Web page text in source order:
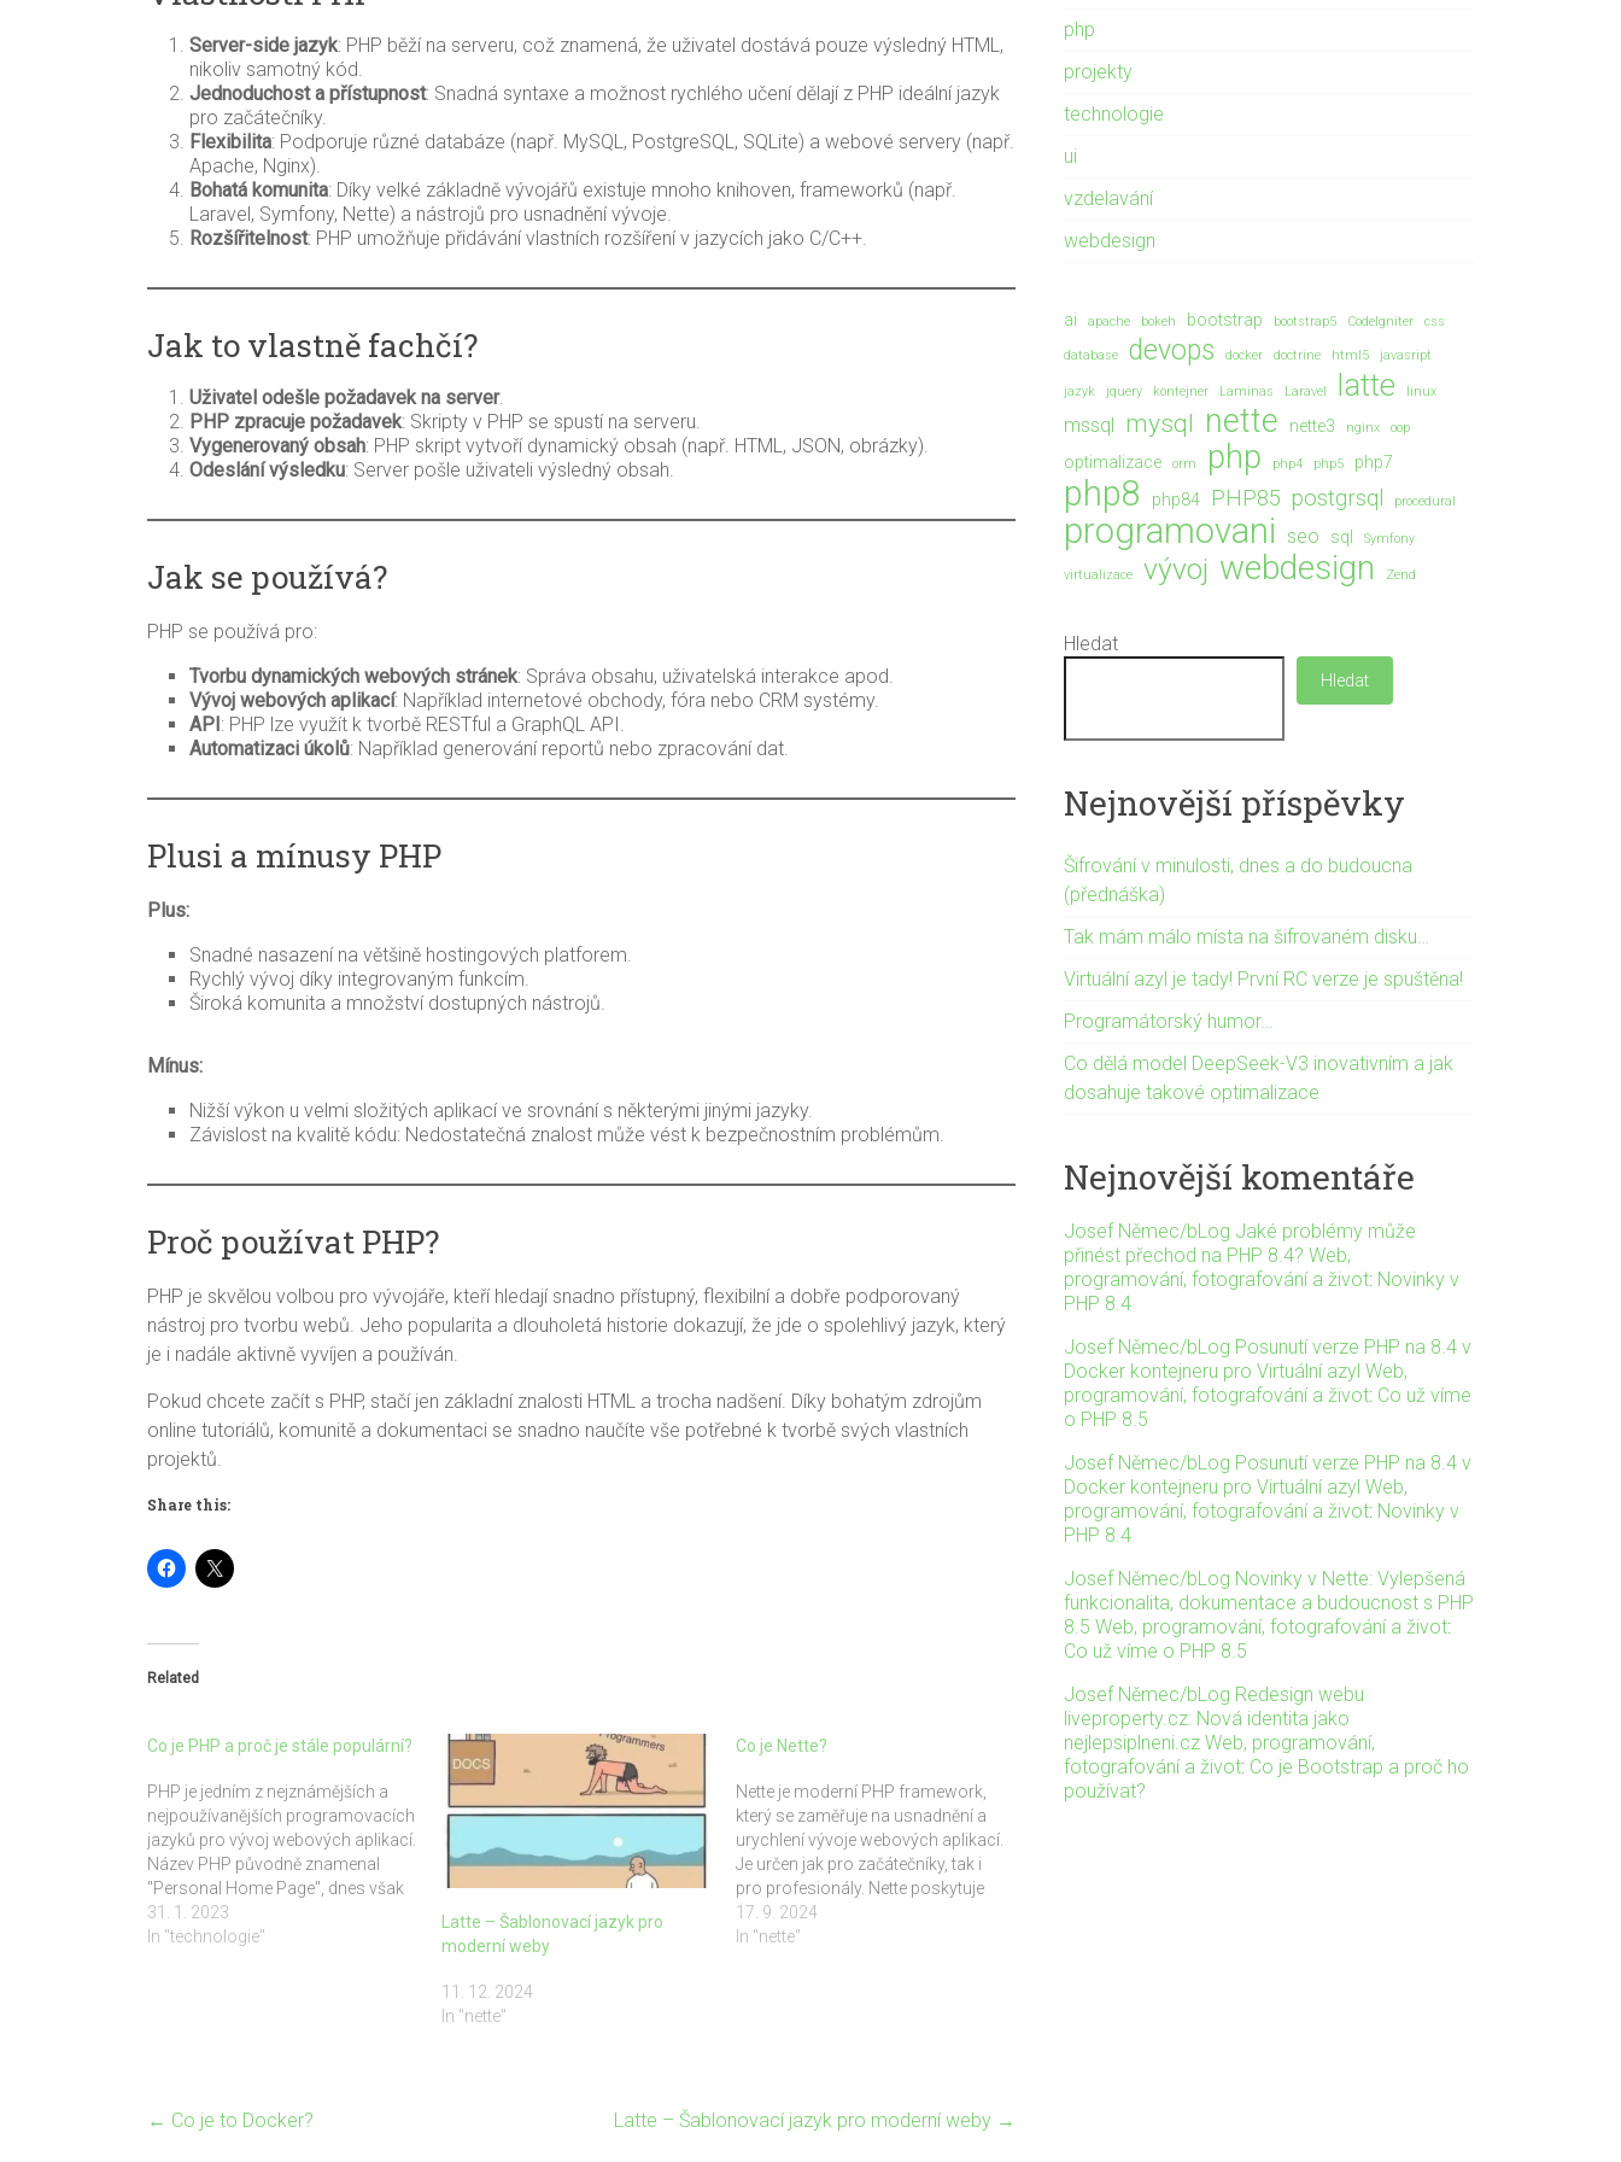
Server-side jazyk: PHP běží na serveru, což znamená, že uživatel dostává pouze výsledný HTML,
nikoliv samotný kód.
Jednoduchost a přístupnost: Snadná syntaxe a možnost rychlého učení dělají z PHP ideální jazyk
pro začátečníky.
Flexibilita: Podporuje různé databáze (např. MySQL, PostgreSQL, SQLite) a webové servery (např.
Apache, Nginx).
Bohatá komunita: Díky velké základně vývojářů existuje mnoho knihoven, frameworků (např.
Laravel, Symfony, Nette) a nástrojů pro usnadnění vývoje.
Rozšířitelnost: PHP umožňuje přidávání vlastních rozšíření v jazycích jako C/C++.
Jak to vlastně fachčí?
Uživatel odešle požadavek na server.
PHP zpracuje požadavek: Skripty v PHP se spustí na serveru.
Vygenerovaný obsah: PHP skript vytvoří dynamický obsah (např. HTML, JSON, obrázky).
Odeslání výsledku: Server pošle uživateli výsledný obsah.
Jak se používá?
PHP se používá pro:
Tvorbu dynamických webových stránek: Správa obsahu, uživatelská interakce apod.
Vývoj webových aplikací: Například internetové obchody, fóra nebo CRM systémy.
API: PHP lze využít k tvorbě RESTful a GraphQL API.
Automatizaci úkolů: Například generování reportů nebo zpracování dat.
Plusi a mínusy PHP
Plus:
Snadné nasazení na většině hostingových platforem.
Rychlý vývoj díky integrovaným funkcím.
Široká komunita a množství dostupných nástrojů.
Mínus:
Nižší výkon u velmi složitých aplikací ve srovnání s některými jinými jazyky.
Závislost na kvalitě kódu: Nedostatečná znalost může vést k bezpečnostním problémům.
Proč používat PHP?
PHP je skvělou volbou pro vývojáře, kteří hledají snadno přístupný, flexibilní a dobře podporovaný
nástroj pro tvorbu webů. Jeho popularita a dlouholetá historie dokazují, že jde o spolehlivý jazyk, který
je i nadále aktivně vyvíjen a používán.
Pokud chcete začít s PHP, stačí jen základní znalosti HTML a trocha nadšení. Díky bohatým zdrojům
online tutoriálů, komunitě a dokumentaci se snadno naučíte vše potřebné k tvorbě svých vlastních
projektů.
Share this:
Related
Co je PHP a proč je stále populární?
PHP je jedním z nejznámějších a
nejpoužívanějších programovacích
jazyků pro vývoj webových aplikací.
Název PHP původně znamenal
"Personal Home Page", dnes však
stojí za zkratkou "PHP: Hypertext
Preprocessor". Tento serverový
31. 1. 2023
In "technologie"
Latte – Šablonovací jazyk pro
moderní weby
11. 12. 2024
In "nette"
Co je Nette?
Nette je moderní PHP framework,
který se zaměřuje na usnadnění a
urychlení vývoje webových aplikací.
Je určen jak pro začátečníky, tak i
pro profesionály. Nette poskytuje
robustní základ pro vývoj
bezpečných, škálovatelných a
17. 9. 2024
In "nette"
← Co je to Docker? Latte – Šablonovací jazyk pro moderní weby →
php
projekty
technologie
ui
vzdelavání
webdesign
ai apache bokeh bootstrap bootstrap5 CodeIgniter css
database devops docker doctrine html5 javasript
jazyk jquery kontejner Laminas Laravel latte linux
mssql mysql nette nette3 nginx oop
optimalizace orm php php4 php5 php7
php8 php84 PHP85 postgrsql procedural
programovani seo sql Symfony
virtualizace vývoj webdesign Zend
Hledat
Hledat
Nejnovější příspěvky
Šifrování v minulosti, dnes a do budoucna
(přednáška)
Tak mám málo místa na šifrovaném disku…
Virtuální azyl je tady! První RC verze je spuštěna!
Programátorský humor…
Co dělá model DeepSeek-V3 inovativním a jak
dosahuje takové optimalizace
Nejnovější komentáře
Josef Němec/bLog Jaké problémy může
přinést přechod na PHP 8.4? Web,
programování, fotografování a život: Novinky v
PHP 8.4
Josef Němec/bLog Posunutí verze PHP na 8.4 v
Docker kontejneru pro Virtuální azyl Web,
programování, fotografování a život: Co už víme
o PHP 8.5
Josef Němec/bLog Posunutí verze PHP na 8.4 v
Docker kontejneru pro Virtuální azyl Web,
programování, fotografování a život: Novinky v
PHP 8.4
Josef Němec/bLog Novinky v Nette: Vylepšená
funkcionalita, dokumentace a budoucnost s PHP
8.5 Web, programování, fotografování a život:
Co už víme o PHP 8.5
Josef Němec/bLog Redesign webu
liveproperty.cz: Nová identita jako
nejlepsiplneni.cz Web, programování,
fotografování a život: Co je Bootstrap a proč ho
používat?